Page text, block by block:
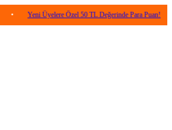
Yeni Üyelere Özel 50 TL Değerinde Para Puan! •